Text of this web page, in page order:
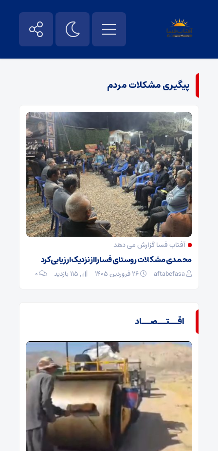
پیگیری مشکلات مردم
آفتاب فسا گزارش می دهد
محمدی مشکلات روستای فسا را از نزدیک ارزیابی کرد
aftabefasa ۰
اقــتــصــاد